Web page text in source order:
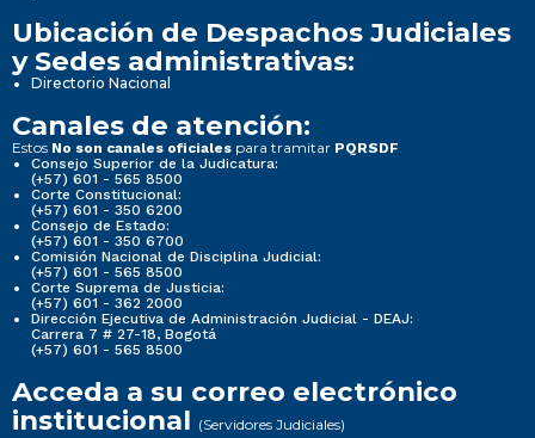
Ubicación de Despachos Judiciales
y Sedes administrativas:
Directorio Nacional
Canales de atención:
Estos No son canales oficiales para tramitar PQRSDF
Consejo Superior de la Judicatura:
(+57) 601 - 565 8500
Corte Constitucional:
(+57) 601 - 350 6200
Consejo de Estado:
(+57) 601 - 350 6700
Comisión Nacional de Disciplina Judicial:
(+57) 601 - 565 8500
Corte Suprema de Justicia:
(+57) 601 - 362 2000
Dirección Ejecutiva de Administración Judicial - DEAJ:
Carrera 7 # 27-18, Bogotá
(+57) 601 - 565 8500
Acceda a su correo electrónico
institucional (Servidores Judiciales)